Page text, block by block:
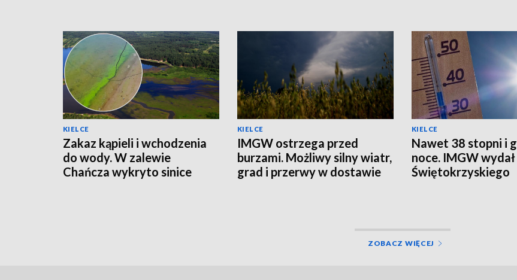
KIELCE
Zakaz kąpieli i wchodzenia
do wody. W zalewie
Chańcza wykryto sinice
KIELCE
IMGW ostrzega przed
burzami. Możliwy silny wiatr,
grad i przerwy w dostawie
KIELCE
Nawet 38 stopni i
noce. IMGW
Świętokrzyskiego
ZOBACZ WIĘCEJ